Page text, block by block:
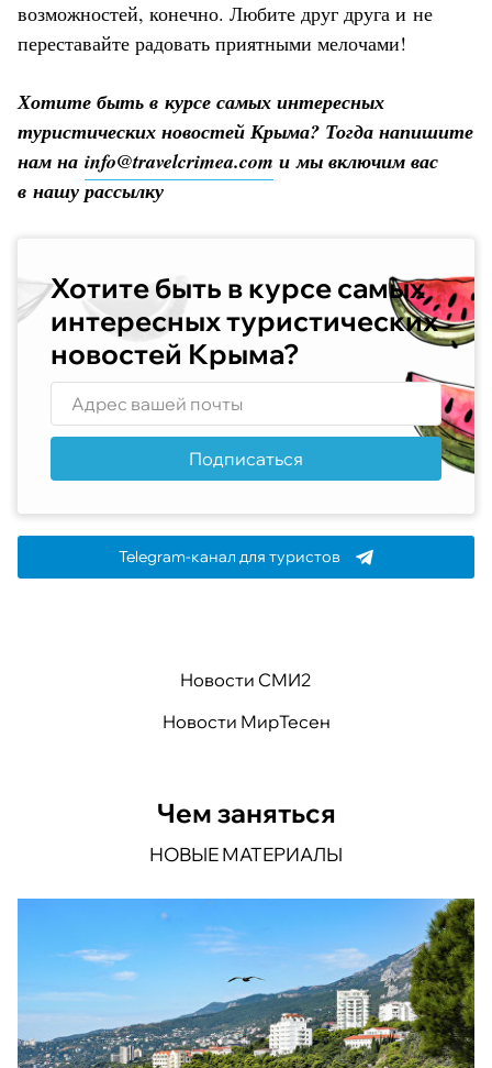
возможностей, конечно. Любите друг друга и не
переставайте радовать приятными мелочами!
Хотите быть в курсе самых интересных
туристических новостей Крыма? Тогда напишите
нам на info@travelcrimea.com и мы включим вас
в нашу рассылку
Хотите быть в курсе самых
интересных туристических
новостей Крыма?
Подписаться
Telegram-канал для туристов
Новости СМИ2
Новости МирТесен
Чем заняться
НОВЫЕ МАТЕРИАЛЫ